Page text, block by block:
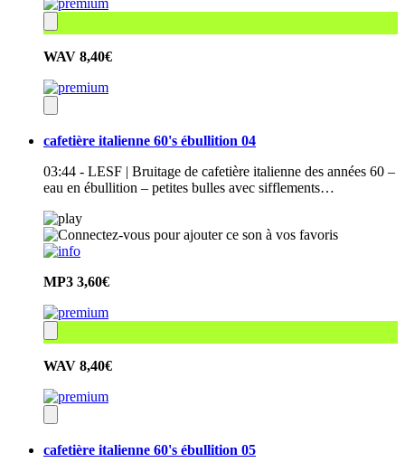
WAV 8,40€
cafetière italienne 60's ébullition 04
03:44 - LESF | Bruitage de cafetière italienne des années 60 –
eau en ébullition – petites bulles avec sifflements…
MP3 3,60€
WAV 8,40€
cafetière italienne 60's ébullition 05